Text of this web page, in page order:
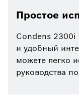
Простое
Condens 2300i
и удобный
можете легко
руководства